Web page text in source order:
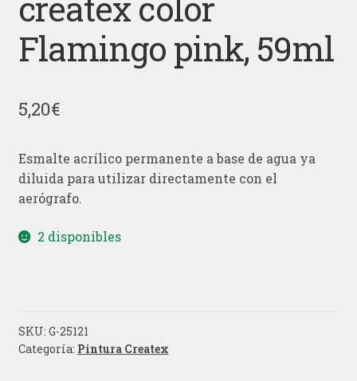
Flamingo pink, 59ml
5,20€
Esmalte acrílico permanente a base de agua ya
diluida para utilizar directamente con el
aerógrafo.
2 disponibles
SKU: G-25121
Categoría: Pintura Createx